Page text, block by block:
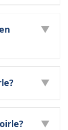
▼
▼
▼